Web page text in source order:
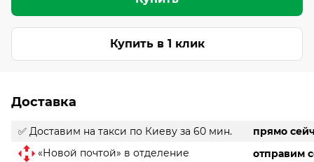
Купить в 1 клик
Доставка
✅ Доставим на такси по Киеву за 60 мин.
прямо
«Новой почтой» в отделение
отправим